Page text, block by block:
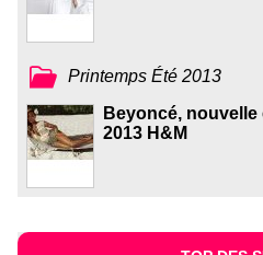
Printemps Été 2013
Beyoncé,
2013 H&M